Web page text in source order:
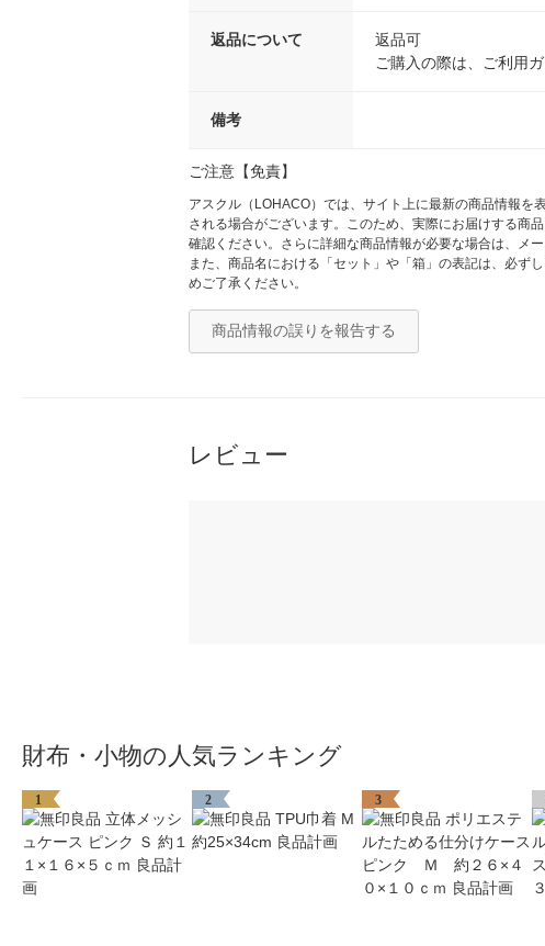
返品について
返品可
ご購入の際は、ご利用
備考
ご注意【免責】
アスクル（LOHACO）では、サイト上に最新の商品情報を
される場合がございます。このため、実際にお届けする商
確認ください。さらに詳細な商品情報が必要な場合は、メ
また、商品名における「セット」や「箱」の表記は、必ず
めご了承ください。
商品情報の誤りを報告する
レビュー
財布・小物の人気ランキング
1 2 3